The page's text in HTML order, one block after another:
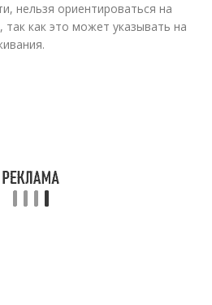
нельзя ориентироваться на
так как это может указывать на